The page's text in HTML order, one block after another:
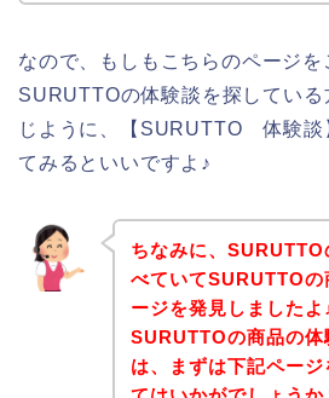
なので、もしもこちらのページを
SURUTTOの体験談を探している
じように、【SURUTTO 体験談
てみるといいですよ♪
ちなみに、SURUTTO
べていてSURUTTO
ージを発見しましたよ
SURUTTOの商品の
は、まずは下記ペー